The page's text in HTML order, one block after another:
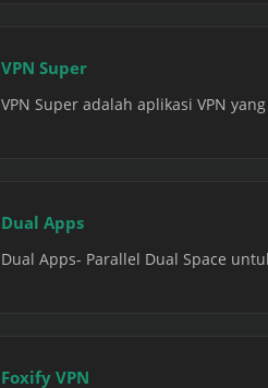
VPN Super
VPN Super adalah aplikasi VPN
Dual Apps
Dual Apps- Parallel Dual Space
Foxify VPN